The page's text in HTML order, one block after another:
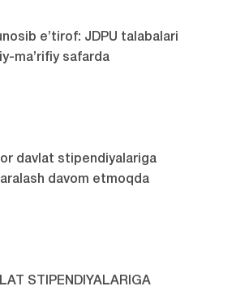
e’tirof: JDPU talabalari
ma’rifiy safarda
davlat stipendiyalariga
davom etmoqda
STIPENDIYALARIGA